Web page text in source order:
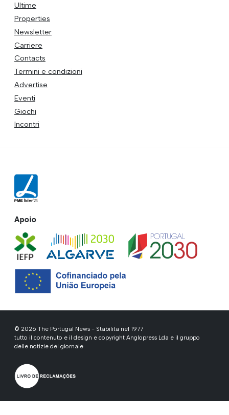
Ultime
Properties
Newsletter
Carriere
Contacts
Termini e condizioni
Advertise
Eventi
Giochi
Incontri
Apoio
© 2026 The Portugal News - Stabilita nel 1977
tutto il contenuto e il design e copyright Anglopress Lda e il gruppo
delle notizie del giornale